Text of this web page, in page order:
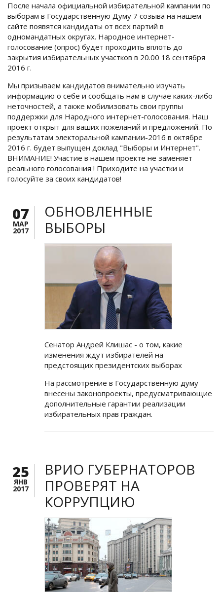
После начала официальной избирательной кампании по
выборам в Государственную Думу 7 созыва на нашем
сайте появятся кандидаты от всех партий в
одномандатных округах. Народное интернет-
голосование (опрос) будет проходить вплоть до
закрытия избирательных участков в 20.00 18 сентября
2016 г.
Мы призываем кандидатов внимательно изучать
информацию о себе и сообщать нам в случае каких-либо
неточностей, а также мобилизовать свои группы
поддержки для Народного интернет-голосования. Наш
проект открыт для ваших пожеланий и предложений. По
результатам электоральной кампании-2016 в октябре
2016 г. будет выпущен доклад "Выборы и Интернет".
ВНИМАНИЕ! Участие в нашем проекте не заменяет
реального голосования ! Приходите на участки и
голосуйте за своих кандидатов!
07
МАР
2017
ОБНОВЛЕННЫЕ
ВЫБОРЫ
Сенатор Андрей Клишас - о том, какие
изменения ждут избирателей на
предстоящих президентских выборах
На рассмотрение в Государственную думу
внесены законопроекты, предусматривающие
дополнительные гарантии реализации
избирательных прав граждан.
25
ЯНВ
2017
ВРИО ГУБЕРНАТОРОВ
ПРОВЕРЯТ НА
КОРРУПЦИЮ